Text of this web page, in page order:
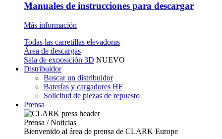
Manuales de instrucciones para descargar
Más información
Todas las carretillas elevadoras
Área de descargas
Sala de exposición 3D NUEVO
Distribuidor
Buscar un distribuidor
Baterías y cargadores HF
Solicitud de piezas de repuesto
Prensa
Prensa / Noticias
Bienvenido al área de prensa de CLARK Europe